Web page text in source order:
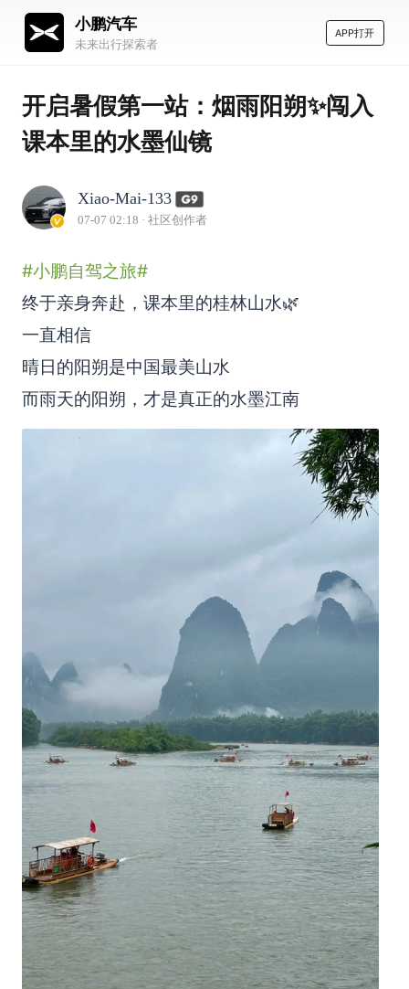
小鹏汽车
未来出行探索者
APP打开
开启暑假第一站：烟雨阳朔✨闯入
课本里的水墨仙镜
Xiao-Mai-133
07-07 02:18 · 社区创作者
#小鹏自驾之旅#
终于亲身奔赴，课本里的桂林山水🌿
一直相信
晴日的阳朔是中国最美山水
而雨天的阳朔，才是真正的水墨江南